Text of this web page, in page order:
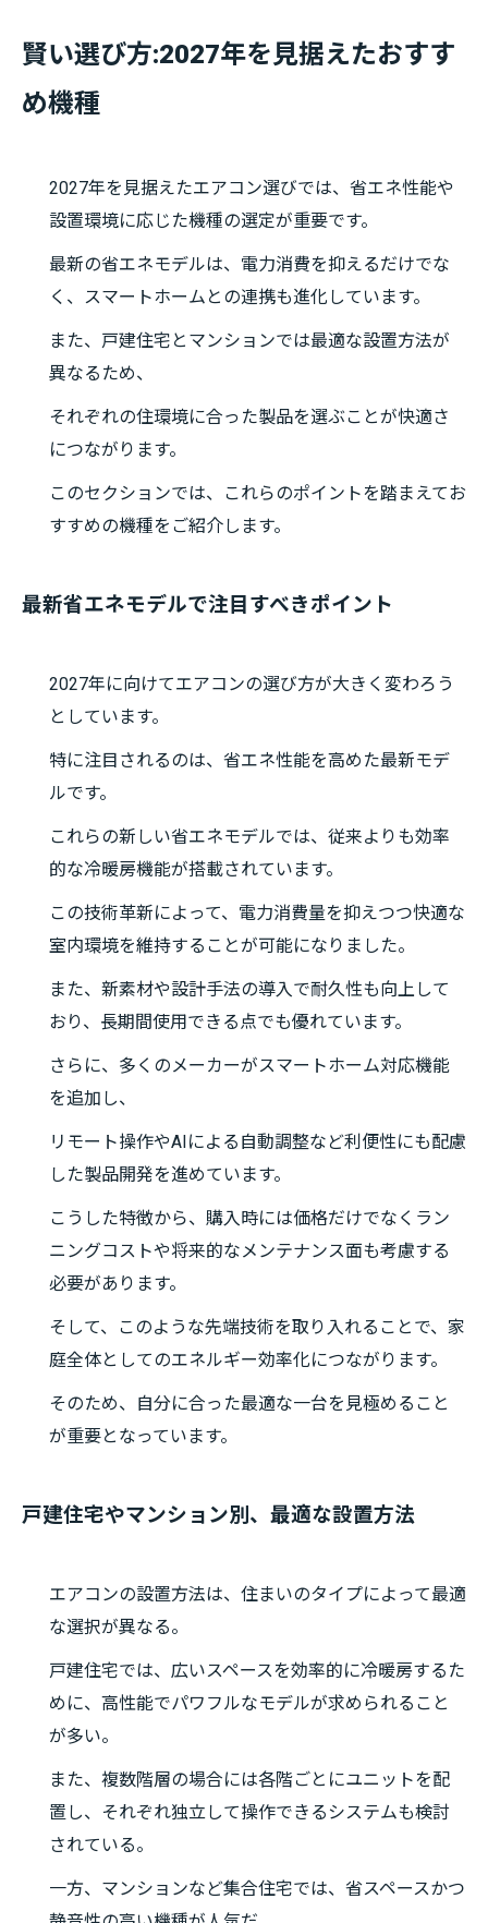
賢い選び方:2027年を見据えたおすす
め機種
2027年を見据えたエアコン選びでは、省エネ性能や
設置環境に応じた機種の選定が重要です。
最新の省エネモデルは、電力消費を抑えるだけでな
く、スマートホームとの連携も進化しています。
また、戸建住宅とマンションでは最適な設置方法が
異なるため、
それぞれの住環境に合った製品を選ぶことが快適さ
につながります。
このセクションでは、これらのポイントを踏まえてお
すすめの機種をご紹介します。
最新省エネモデルで注目すべきポイント
2027年に向けてエアコンの選び方が大きく変わろう
としています。
特に注目されるのは、省エネ性能を高めた最新モデ
ルです。
これらの新しい省エネモデルでは、従来よりも効率
的な冷暖房機能が搭載されています。
この技術革新によって、電力消費量を抑えつつ快適な
室内環境を維持することが可能になりました。
また、新素材や設計手法の導入で耐久性も向上して
おり、長期間使用できる点でも優れています。
さらに、多くのメーカーがスマートホーム対応機能
を追加し、
リモート操作やAIによる自動調整など利便性にも配慮
した製品開発を進めています。
こうした特徴から、購入時には価格だけでなくラン
ニングコストや将来的なメンテナンス面も考慮する
必要があります。
そして、このような先端技術を取り入れることで、家
庭全体としてのエネルギー効率化につながります。
そのため、自分に合った最適な一台を見極めること
が重要となっています。
戸建住宅やマンション別、最適な設置方法
エアコンの設置方法は、住まいのタイプによって最適
な選択が異なる。
戸建住宅では、広いスペースを効率的に冷暖房するた
めに、高性能でパワフルなモデルが求められること
が多い。
また、複数階層の場合には各階ごとにユニットを配
置し、それぞれ独立して操作できるシステムも検討
されている。
一方、マンションなど集合住宅では、省スペースかつ